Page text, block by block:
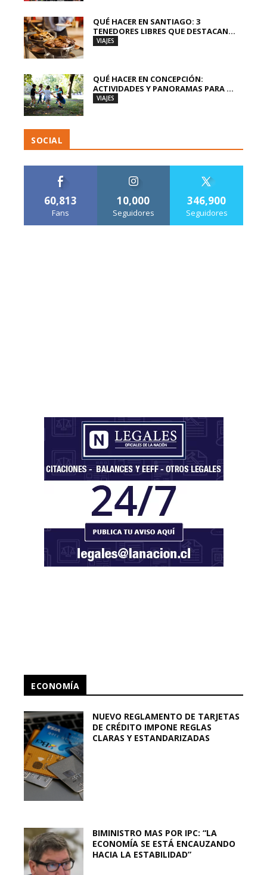
QUÉ HACER EN SANTIAGO: 3
TENEDORES LIBRES QUE DESTACAN...
VIAJES
QUÉ HACER EN CONCEPCIÓN:
ACTIVIDADES Y PANORAMAS PARA ...
VIAJES
SOCIAL
60,813
Fans
10,000
Seguidores
346,900
Seguidores
ECONOMÍA
NUEVO REGLAMENTO DE TARJETAS
DE CRÉDITO IMPONE REGLAS
CLARAS Y ESTANDARIZADAS
BIMINISTRO MAS POR IPC: “LA
ECONOMÍA SE ESTÁ ENCAUZANDO
HACIA LA ESTABILIDAD”